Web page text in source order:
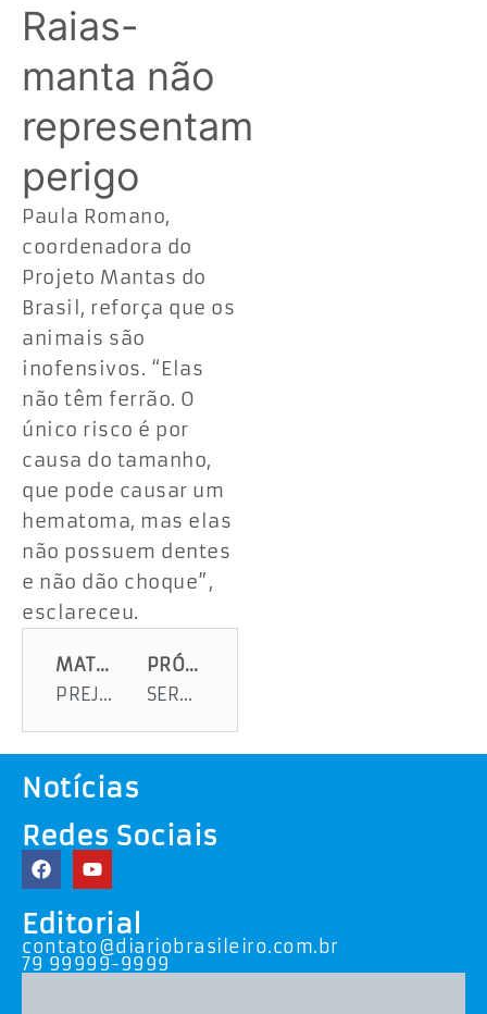
Raias-
manta não
representam
perigo
Paula Romano,
coordenadora do
Projeto Mantas do
Brasil, reforça que os
animais são
inofensivos. “Elas
não têm ferrão. O
único risco é por
causa do tamanho,
que pode causar um
hematoma, mas elas
não possuem dentes
e não dão choque”,
esclareceu.
MATÉRIA ANTERIOR
PREJUDICADOS PODEM IR À JUSTIÇA
PRÓXIMA MATÉRIA
SERGIPE MOSTRA COMO SE FAZ CARNAVAL PARA TODOS
Notícias
Redes Sociais
Editorial
contato@diariobrasileiro.com.br
79 99999-9999